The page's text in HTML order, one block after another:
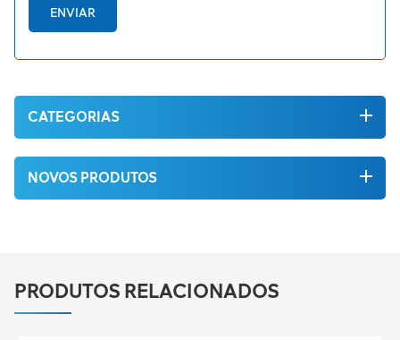
ENVIAR
CATEGORIAS
NOVOS PRODUTOS
PRODUTOS RELACIONADOS